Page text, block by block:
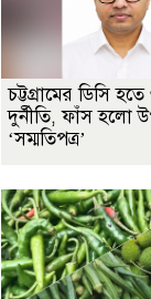
চট্টগ্রামের ডিসি
দুর্নীতি, ফাঁস হলো
‘সম্মতিপত্র’